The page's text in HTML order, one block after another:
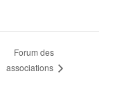
Forum des
associations